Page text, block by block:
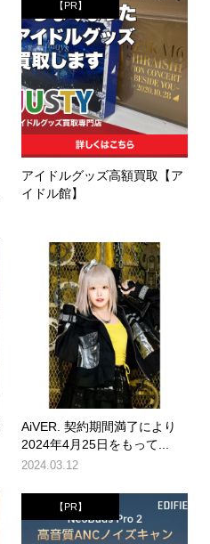
【PR】
アイドルグッズ高額買取【ア
イドル館】
AiVER. 契約期間満了により
2024年4月25日をもって...
2024.03.12
【PR】